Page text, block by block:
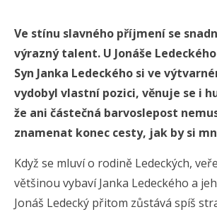
Ve stínu slavného příjmení se
výrazný talent. U Jonáše
Syn Janka Ledeckého si ve
vydobyl vlastní pozici, věnuje se i
že ani částečná barvoslepost
znamenat konec cesty, jak by si
Když se mluví o rodině Ledeckých,
většinou vybaví Janka Ledeckého a
Jonáš Ledecký přitom zůstává spíš